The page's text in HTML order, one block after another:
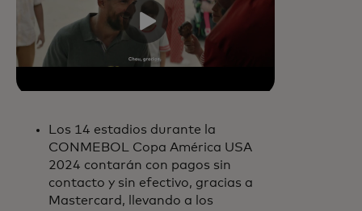
Los 14 estadios durante la
CONMEBOL Copa América USA
2024 contarán con pagos sin
contacto y sin efectivo, gracias a
Mastercard, llevando a los